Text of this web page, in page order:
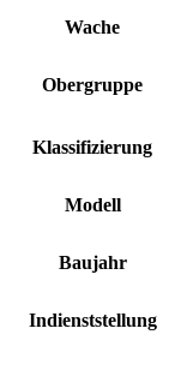
Wache
Obergruppe
Klassifizierung
Modell
Baujahr
Indienststellung